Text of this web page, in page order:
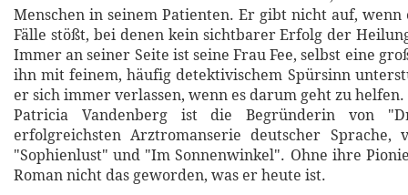
Menschen in seinem Patienten. Er gibt nicht auf,
Fälle stößt, bei denen kein sichtbarer Erfolg der
Immer an seiner Seite ist seine Frau Fee, selbst eine
ihn mit feinem, häufig detektivischem Spürsinn
er sich immer verlassen, wenn es darum geht zu helfen.
Patricia Vandenberg ist die Begründerin von
erfolgreichsten Arztromanserie deutscher Sprache,
"Sophienlust" und "Im Sonnenwinkel". Ohne ihre
Roman nicht das geworden, was er heute ist.